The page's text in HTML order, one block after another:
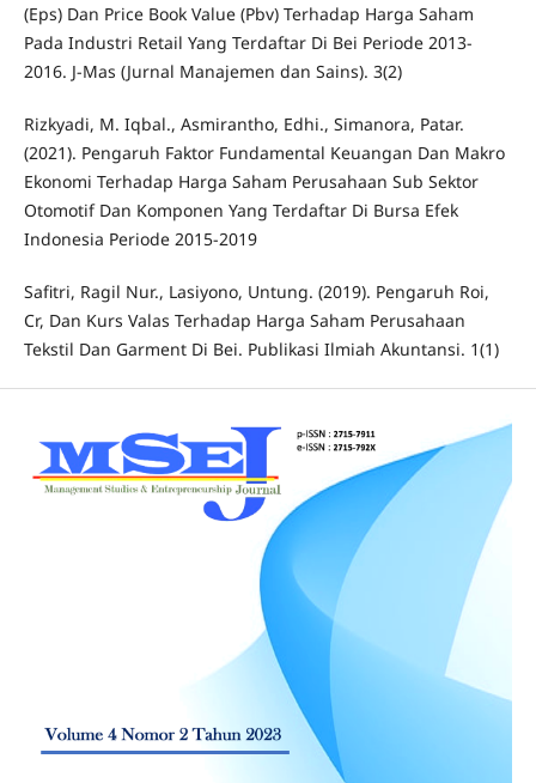
(Eps) Dan Price Book Value (Pbv) Terhadap Harga Saham
Pada Industri Retail Yang Terdaftar Di Bei Periode 2013-
2016. J-Mas (Jurnal Manajemen dan Sains). 3(2)
Rizkyadi, M. Iqbal., Asmirantho, Edhi., Simanora, Patar.
(2021). Pengaruh Faktor Fundamental Keuangan Dan Makro
Ekonomi Terhadap Harga Saham Perusahaan Sub Sektor
Otomotif Dan Komponen Yang Terdaftar Di Bursa Efek
Indonesia Periode 2015-2019
Safitri, Ragil Nur., Lasiyono, Untung. (2019). Pengaruh Roi,
Cr, Dan Kurs Valas Terhadap Harga Saham Perusahaan
Tekstil Dan Garment Di Bei. Publikasi Ilmiah Akuntansi. 1(1)